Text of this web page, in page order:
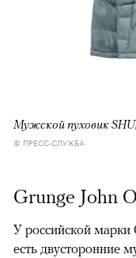
Мужской пуховик
© ПРЕСС-СЛУЖБА
Grunge John
У российской марки
есть двусторонние